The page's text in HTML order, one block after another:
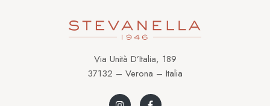
Via Unità D’Italia, 189
37132 – Verona – Italia